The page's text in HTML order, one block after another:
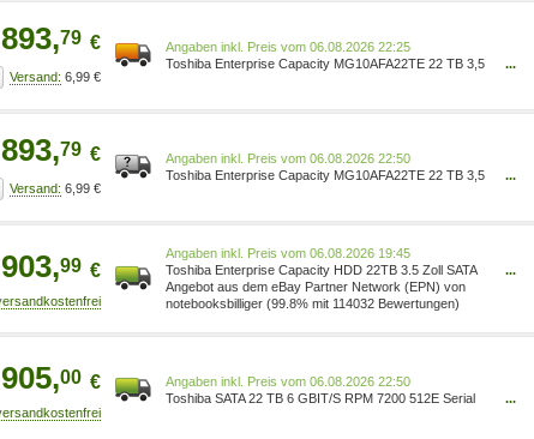
893,79 €
6,99 €
Preis vom 06.08.2026 22:25
Toshiba Enterprise Capacity MG10AFA22TE 22 TB 3,5
...
893,79 €
6,99 €
Preis vom 06.08.2026 22:50
Toshiba Enterprise Capacity MG10AFA22TE 22 TB 3,5
...
903,99 €
Preis vom 06.08.2026 19:45
Toshiba Enterprise Capacity HDD 22TB 3.5 Zoll SATA
Interne Festplatte (CMR) MG10AFA22TE
...
Angebot aus dem eBay Partner Network (EPN) von
notebooksbilliger (99.8% mit 114032 Bewertungen)
905,00 €
Preis vom 06.08.2026 22:50
Toshiba SATA 22 TB 6 GBIT/S RPM 7200 512E Serial
...